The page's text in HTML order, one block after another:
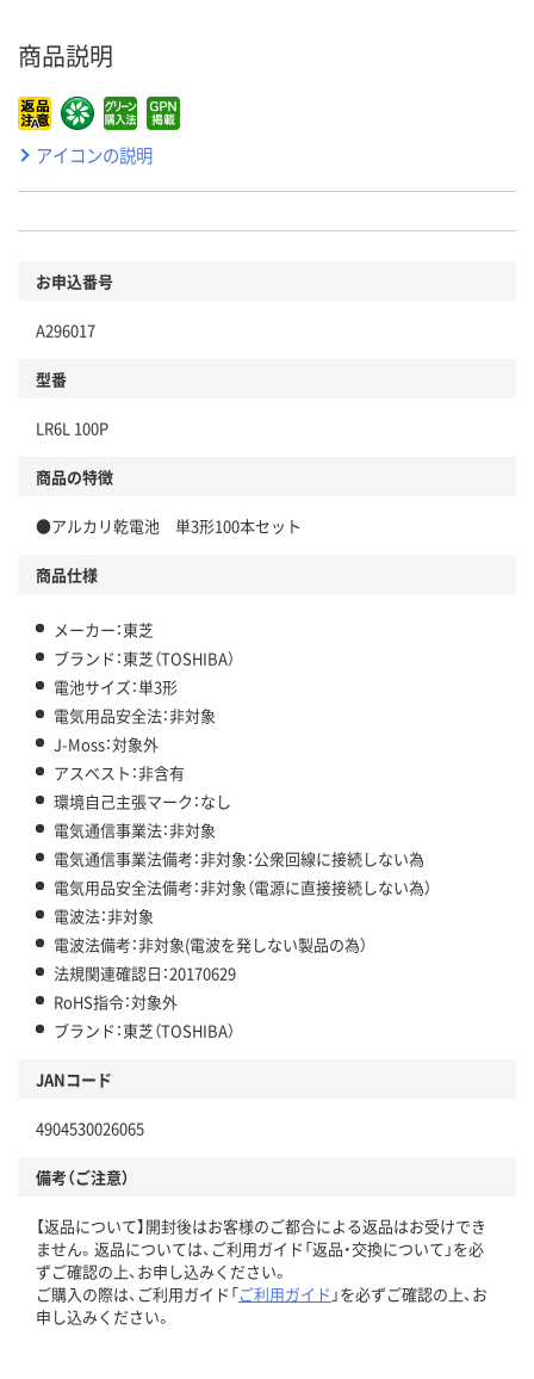
商品説明
アイコンの説明
お申込番号
A296017
型番
LR6L 100P
商品の特徴
●アルカリ乾電池 単3形100本セット
商品仕様
メーカー：東芝
ブランド：東芝（TOSHIBA）
電池サイズ：単3形
電気用品安全法：非対象
J-Moss：対象外
アスベスト：非含有
環境自己主張マーク：なし
電気通信事業法：非対象
電気通信事業法備考：非対象：公衆回線に接続しない為
電気用品安全法備考：非対象（電源に直接接続しない為）
電波法：非対象
電波法備考：非対象(電波を発しない製品の為）
法規関連確認日：20170629
RoHS指令：対象外
ブランド：東芝（TOSHIBA）
JANコード
4904530026065
備考（ご注意）
【返品について】開封後はお客様のご都合による返品はお受けでき
ません。返品については、ご利用ガイド「返品・交換について」を必
ずご確認の上、お申し込みください。
ご購入の際は、ご利用ガイド「ご利用ガイド 」を必ずご確認の上、お
申し込みください。